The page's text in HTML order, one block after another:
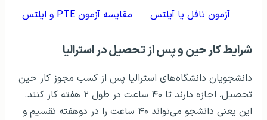
آزمون تافل یا آیلتس مقایسه آزمون PTE و ایلتس
شرايط کار حین و پس از تحصیل در استرالیا
دانشجویان دانشگاه‌های استرالیا پس از کسب مجوز کار حین
تحصیل، اجازه دارند تا ۴۰ ساعت در طول ۲ هفته کار کنند.
این یعنی دانشجو می‌تواند ۴۰ ساعت را در دوهفته تقسیم و